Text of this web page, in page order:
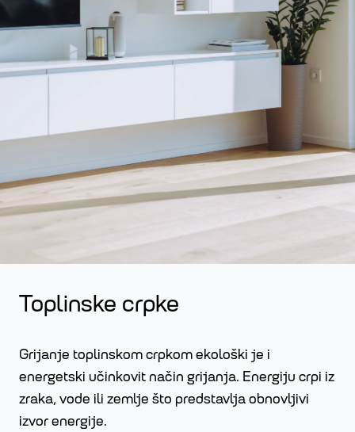
Toplinske crpke
Grijanje toplinskom crpkom ekološki je i
energetski učinkovit način grijanja. Energiju crpi iz
zraka, vode ili zemlje što predstavlja obnovljivi
izvor energije.